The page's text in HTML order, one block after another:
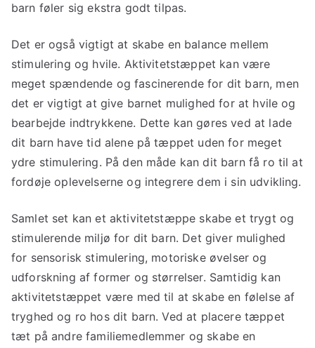
barn føler sig ekstra godt tilpas.
Det er også vigtigt at skabe en balance mellem
stimulering og hvile. Aktivitetstæppet kan være
meget spændende og fascinerende for dit barn, men
det er vigtigt at give barnet mulighed for at hvile og
bearbejde indtrykkene. Dette kan gøres ved at lade
dit barn have tid alene på tæppet uden for meget
ydre stimulering. På den måde kan dit barn få ro til at
fordøje oplevelserne og integrere dem i sin udvikling.
Samlet set kan et aktivitetstæppe skabe et trygt og
stimulerende miljø for dit barn. Det giver mulighed
for sensorisk stimulering, motoriske øvelser og
udforskning af former og størrelser. Samtidig kan
aktivitetstæppet være med til at skabe en følelse af
tryghed og ro hos dit barn. Ved at placere tæppet
tæt på andre familiemedlemmer og skabe en